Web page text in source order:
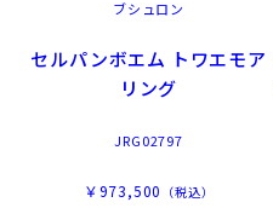
ブシュロン
セルパンボエム トワエモア
リング
JRG02797
￥973,500 （税込）